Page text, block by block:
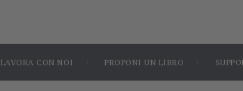
LAVORA CON NOI PROPONI UN LIBRO